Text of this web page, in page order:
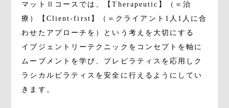
マットⅡコースでは、【Therapeutic】（＝治
療）【Client-first】（＝クライアント1人1人に合
わせたアプローチを）という考えを大切にする
イブジェントリーテクニックをコンセプトを軸に
ムーブメントを学び、プレピラティスを応用しク
ラシカルピラティスを安全に行えるようにしてい
きます。